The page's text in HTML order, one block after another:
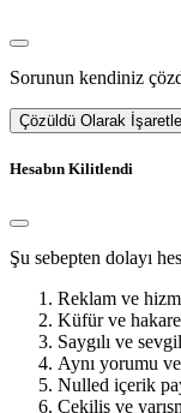
Sorunun kendiniz
Çözüldü Olarak İşaretle
Hesabın Kilitlendi
Şu sebepten dolayı
Reklam ve
Küfür ve
Saygılı ve
Aynı yorumu
Nulled içerik
Çekiliş ve